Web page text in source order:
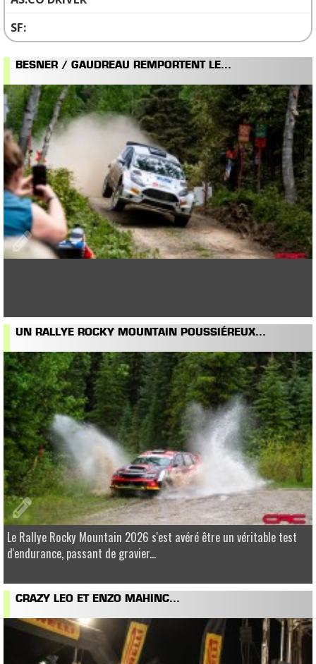
BESNER / GAUDREAU REMPORTENT LE...
UN RALLYE ROCKY MOUNTAIN POUSSIÉREUX...
Le Rallye Rocky Mountain 2026 s'est avéré être un véritable test
d'endurance, passant de gravier...
CRAZY LEO ET ENZO MAHINC...